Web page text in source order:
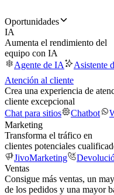
Oportunidades
IA
Aumenta el rendimiento del
equipo con IA
Agente de IA
Asistente
Atención al cliente
Crea una experiencia de
cliente excepcional
Chat para sitios
Chatbot
Marketing
Transforma el tráfico en
clientes potenciales
JivoMarketing
Ventas
Consigue más ventas, un
de los pedidos y una mayor